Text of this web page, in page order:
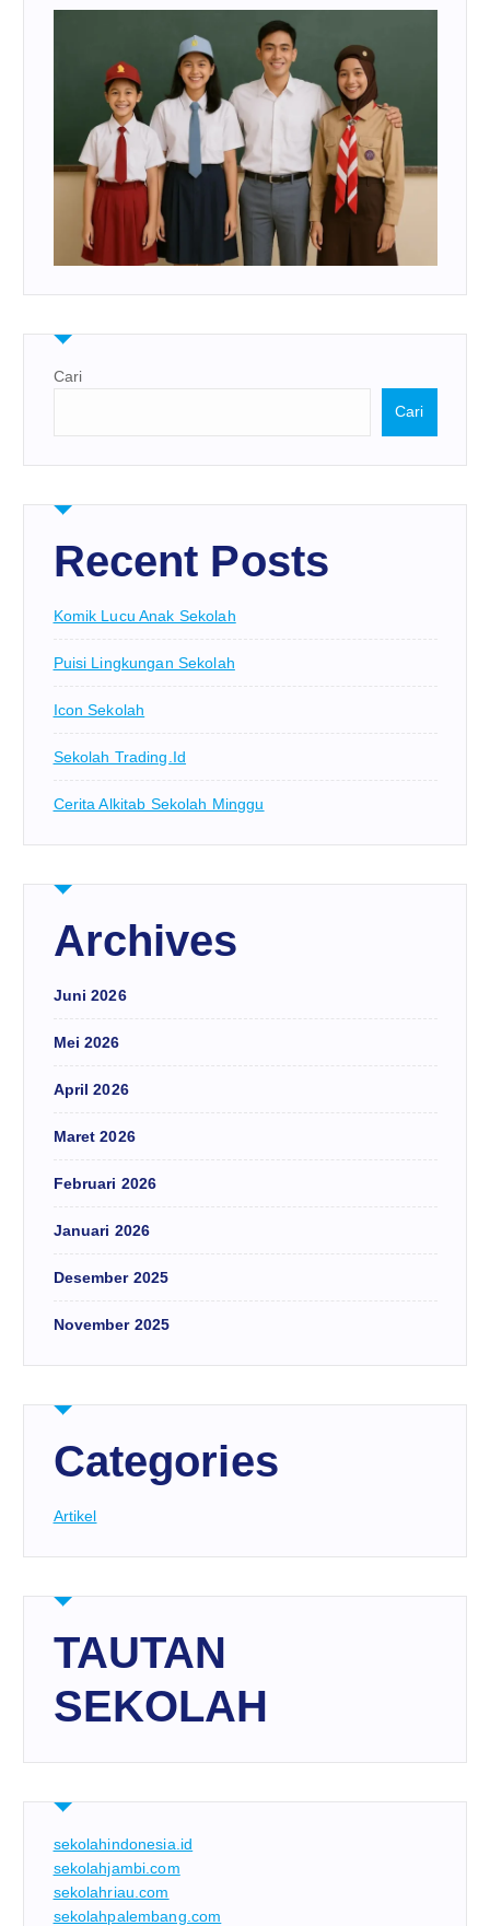
Cari
Cari
Recent Posts
Komik Lucu Anak Sekolah
Puisi Lingkungan Sekolah
Icon Sekolah
Sekolah Trading.id
Cerita Alkitab Sekolah Minggu
Archives
Juni 2026
Mei 2026
April 2026
Maret 2026
Februari 2026
Januari 2026
Desember 2025
November 2025
Categories
Artikel
TAUTAN
SEKOLAH
sekolahindonesia.id
sekolahjambi.com
sekolahriau.com
sekolahpalembang.com